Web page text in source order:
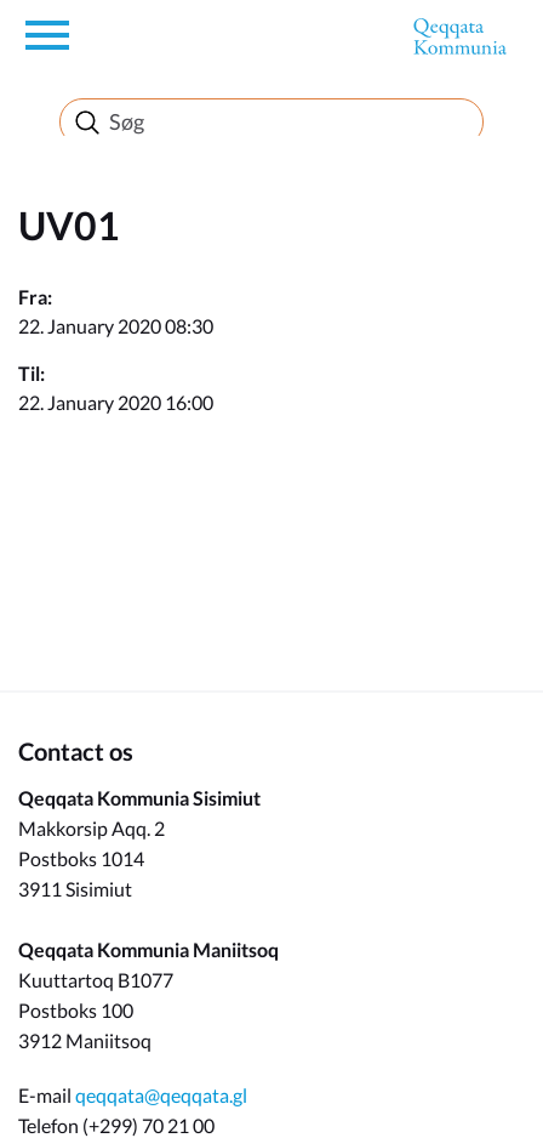
en
Borger
Erhverv
Politik
Turisme
UV01
Fra:
22. January 2020 08:30
Til:
22. January 2020 16:00
Contact os
Qeqqata Kommunia Sisimiut
Makkorsip Aqq. 2
Postboks 1014
3911 Sisimiut
Qeqqata Kommunia Maniitsoq
Kuuttartoq B1077
Postboks 100
3912 Maniitsoq
E-mail qeqqata@qeqqata.gl
Telefon (+299) 70 21 00